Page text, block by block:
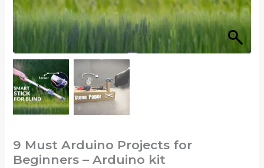
9 Must Arduino Projects for
Beginners – Arduino kit